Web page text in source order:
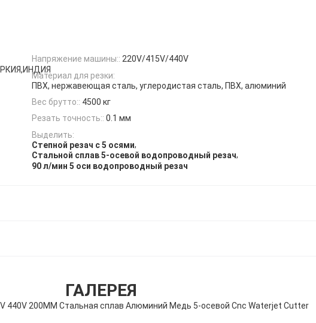
Напряжение машины:: 220V/415V/440V
Материал для резки:
ПВХ, нержавеющая сталь, углеродистая сталь, ПВХ, алюминий
Вес брутто:: 4500 кг
Резать точность:: 0.1 мм
Выделить:
Степной резач с 5 осями,
Стальной сплав 5-осевой водопроводный резач,
90 л/мин 5 оси водопроводный резач
ГАЛЕРЕЯ
440V 200MM Стальная сплав Алюминий Медь 5-осевой Cnc Waterjet Cutter